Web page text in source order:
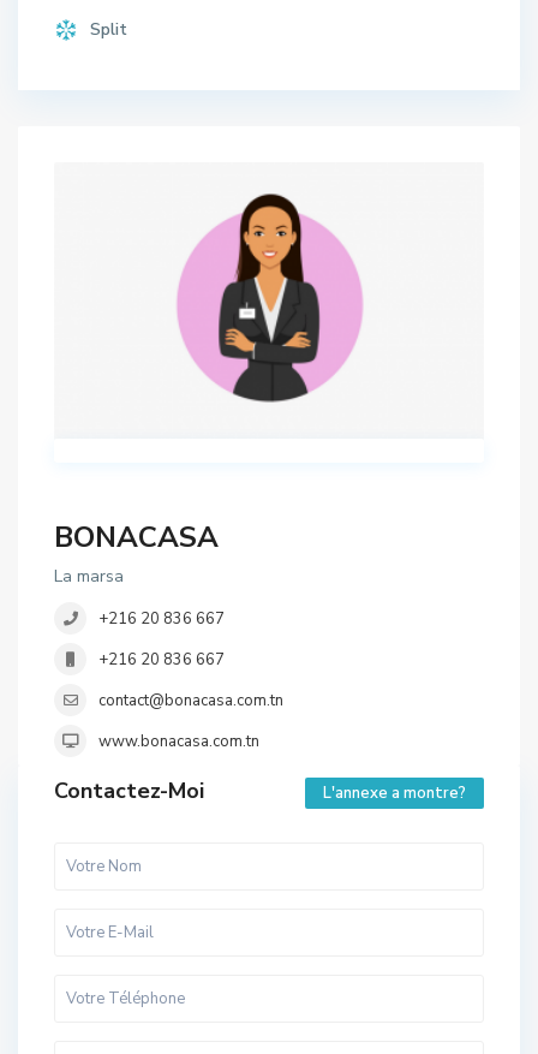
Split
BONACASA
La marsa
+216 20 836 667
+216 20 836 667
contact@bonacasa.com.tn
www.bonacasa.com.tn
Contactez-Moi L'annexe a montre?